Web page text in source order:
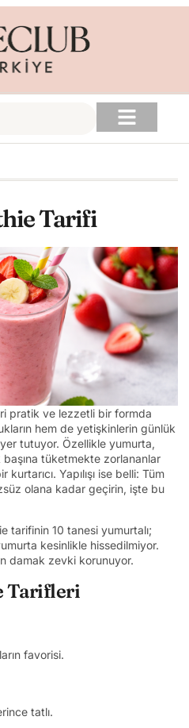
Tarifi
pratik ve lezzetli bir formda
hem de yetişkinlerin günlük
tutuyor. Özellikle yumurta,
tüketmekte zorlananlar
Yapılışı ise belli: Tüm
olana kadar geçirin, işte bu
tarifinin 10 tanesi yumurtalı;
kesinlikle hissedilmiyor.
damak zevki korunuyor.
Tarifleri
favorisi.
tatlı.